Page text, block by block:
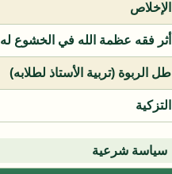
الإخلاص
أثر فقه عظمة الله في الخشوع له
طل الربوة (تربية الأستاذ لطلابه)
التزكية
سياسة شرعية